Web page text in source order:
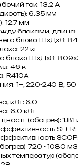
ток: 13.2 A
6.35 мм
12.7 мм
блоками, длина:
блока ШxДxВ:
22 кг
блока ШxДxВ:
46 кг
R410A
1~, 220-240 В, 50
кВт: 6.0
6.0 кВт
(обогрев): 1.81
720 - 1080
температур